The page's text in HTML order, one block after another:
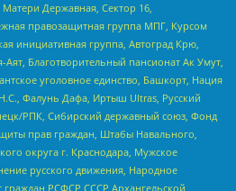
Державная, Сектор 16,
правозащитная группа МПГ, Курсом
инициативная группа, Автоград Крю,
Благотворительный пансионат Ак Умут,
уголовное единство, Башкорт, Нация
Фалунь Дафа, Иртыш Ultras, Русский
РПК, Сибирский державный союз, Фонд
прав граждан, Штабы Навального,
округа г. Краснодара, Мужское
русского движения, Народное
граждан РСФСР СССР Архангельской